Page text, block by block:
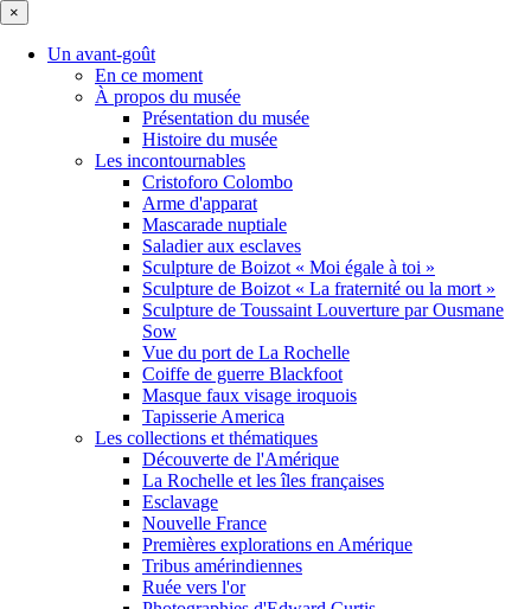
×
Un avant-goût
En ce moment
À propos du musée
Présentation du musée
Histoire du musée
Les incontournables
Cristoforo Colombo
Arme d'apparat
Mascarade nuptiale
Saladier aux esclaves
Sculpture de Boizot « Moi égale à toi »
Sculpture de Boizot « La fraternité ou la mort »
Sculpture de Toussaint Louverture par Ousmane
Sow
Vue du port de La Rochelle
Coiffe de guerre Blackfoot
Masque faux visage iroquois
Tapisserie America
Les collections et thématiques
Découverte de l'Amérique
La Rochelle et les îles françaises
Esclavage
Nouvelle France
Premières explorations en Amérique
Tribus amérindiennes
Ruée vers l'or